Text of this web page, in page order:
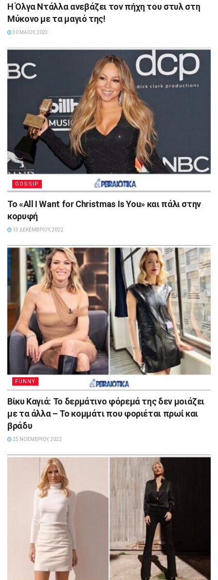
Η Όλγα Ντάλλα ανεβάζει τον πήχη του στυλ στη
Μύκονο με τα μαγιό της!
30 ΜΑΪ́ΟΥ, 2023
GOSSIP
Το «All I Want for Christmas Is You» και πάλι στην
κορυφή
13 ΔΕΚΕΜΒΡΊΟΥ, 2022
FUNNY
Βίκυ Καγιά: Το δερμάτινο φόρεμά της δεν μοιάζει
με τα άλλα – Το κομμάτι που φοριέται πρωί και
βράδυ
25 ΝΟΕΜΒΡΊΟΥ, 2022